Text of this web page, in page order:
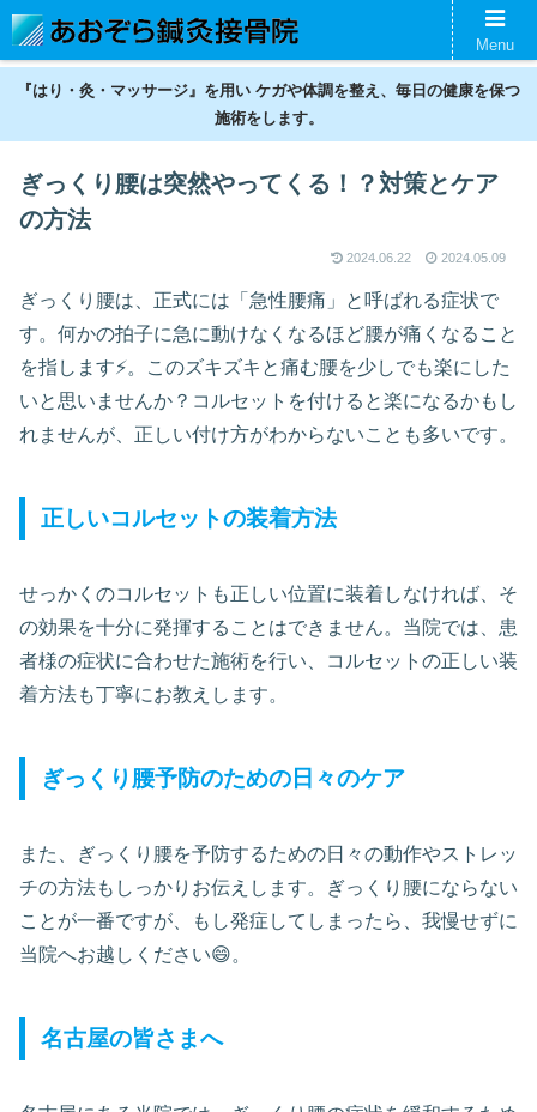
名古屋の鍼灸接骨院。神経痛、スポーツ傷害、美容鍼、ギックリ腰などの不調
を整えます。
『はり・灸・マッサージ』を用い ケガや体調を整え、毎日の健康を保つ
施術をします。
ぎっくり腰は突然やってくる！？対策とケア
の方法
2024.06.22 2024.05.09
ぎっくり腰は、正式には「急性腰痛」と呼ばれる症状で
す。何かの拍子に急に動けなくなるほど腰が痛くなること
を指します⚡。このズキズキと痛む腰を少しでも楽にした
いと思いませんか？コルセットを付けると楽になるかもし
れませんが、正しい付け方がわからないことも多いです。
正しいコルセットの装着方法
せっかくのコルセットも正しい位置に装着しなければ、そ
の効果を十分に発揮することはできません。当院では、患
者様の症状に合わせた施術を行い、コルセットの正しい装
着方法も丁寧にお教えします。
ぎっくり腰予防のための日々のケア
また、ぎっくり腰を予防するための日々の動作やストレッ
チの方法もしっかりお伝えします。ぎっくり腰にならない
ことが一番ですが、もし発症してしまったら、我慢せずに
当院へお越しください😄。
名古屋の皆さまへ
Menu